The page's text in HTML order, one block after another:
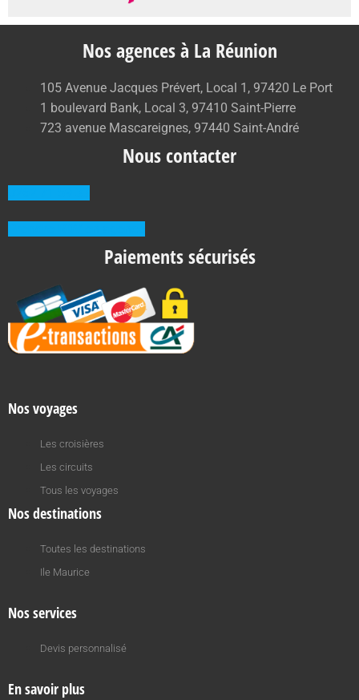
Nos agences à La Réunion
105 Avenue Jacques Prévert, Local 1, 97420 Le Port
1 boulevard Bank, Local 3, 97410 Saint-Pierre
723 avenue Mascareignes, 97440 Saint-André
Nous contacter
Paiements sécurisés
Nos voyages
Les croisières
Les circuits
Tous les voyages
Nos destinations
Toutes les destinations
Ile Maurice
Nos services
Devis personnalisé
En savoir plus